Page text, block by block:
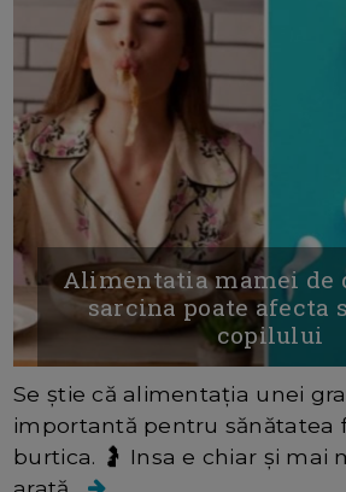
Alimentatia mamei de
sarcina poate afecta
copilului
Se știe că alimentația unei
importantă pentru sănătatea
burtica. 🤰 Insa e chiar și mai